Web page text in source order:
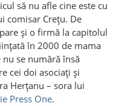
să nu afle cine este cu
comisar Crețu. De
și o firmă la capitolul
în 2000 de mama
se numără însă
cei doi asociați și
Herțanu – sora lui
Press One.